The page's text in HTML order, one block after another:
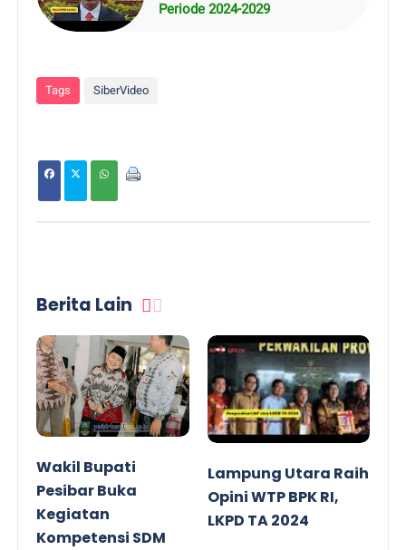
Periode 2024-2029
Tags SiberVideo
Berita Lain
Wakil Bupati
Pesibar Buka
Kegiatan
Kompetensi SDM
Lampung Utara Raih
Opini WTP BPK RI,
LKPD TA 2024